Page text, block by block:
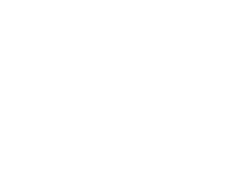
921.196,11 euros y se
El diseño de esta nueva
identidad cultural
Santa. El espacio se ha
reinterpretan estos